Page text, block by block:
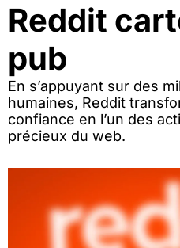
Reddit
pub
En s’appuyant sur des
humaines, Reddit
confiance en l’un des
précieux du web.